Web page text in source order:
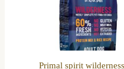
Primal spirit wilderness